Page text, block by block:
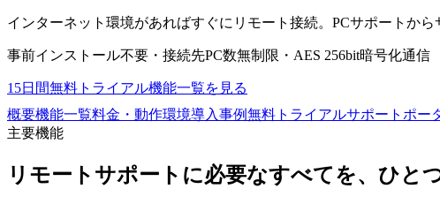
インターネット環境があればすぐにリモート接続。PCサポートか
事前インストール不要・接続先PC数無制限・AES 256bit暗号化通信
15日間無料トライアル機能一覧を見る
概要機能一覧料金・動作環境導入事例無料トライアルサポートポー
主要機能
リモートサポートに必要なすべてを、ひと